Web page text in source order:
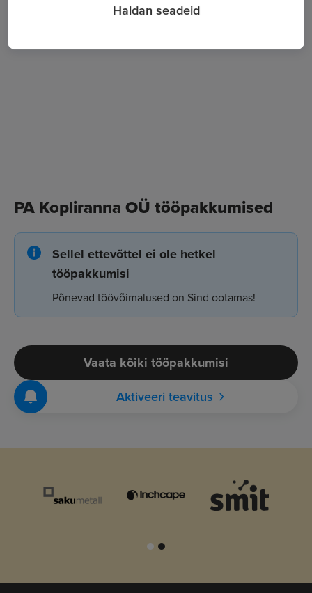
PA Kopliranna OÜ tööpakkumised
Sellel ettevõttel ei ole hetkel
tööpakkumisi
Põnevad töövõimalused on Sind ootamas!
Vaata kõiki tööpakkumisi
Aktiveeri teavitus
Haldan seadeid